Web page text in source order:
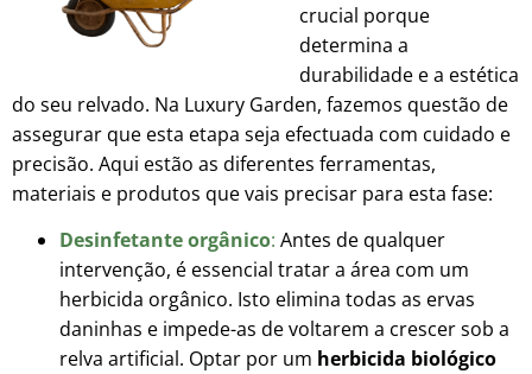
crucial porque
determina a
durabilidade e a estética
do seu relvado. Na Luxury Garden, fazemos questão de
assegurar que esta etapa seja efectuada com cuidado e
precisão. Aqui estão as diferentes ferramentas,
materiais e produtos que vais precisar para esta fase:
Desinfetante orgânico: Antes de qualquer
intervenção, é essencial tratar a área com um
herbicida orgânico. Isto elimina todas as ervas
daninhas e impede-as de voltarem a crescer sob a
relva artificial. Optar por um herbicida biológico